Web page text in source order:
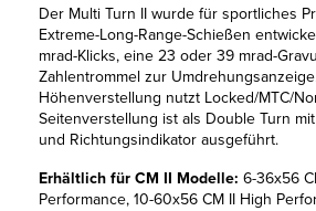
Der Multi Turn II wurde für sportliches
Extreme-Long-Range-Schießen
mrad-Klicks, eine 23 oder 39 mrad-
Zahlentrommel zur
Höhenverstellung nutzt Locked/MTC/
Seitenverstellung ist als Double Turn
und Richtungsindikator ausgeführt.
Erhältlich für CM II Modelle: 6-36x56
Performance, 10-60x56 CM II High